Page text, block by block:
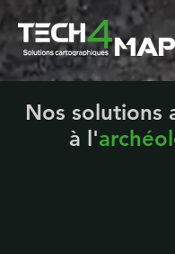
Nos solutions
à l'